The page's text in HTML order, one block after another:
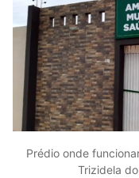
Prédio onde
Trizidela